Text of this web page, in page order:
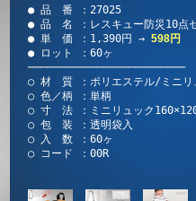
● 品 番 ：27025
● 品 名 ：レスキュー防災10点
● 単 価 ：1,390円 → 598円
● ロット ：60ヶ
─────────────────────────
○ 材 質 ：ポリエステル/ミニリ
○ 色／柄 ：単柄
○ 寸 法 ：ミニリュック
○ 包 装 ：透明袋入
○ 入 数 ：60ヶ
○ コード ：00R